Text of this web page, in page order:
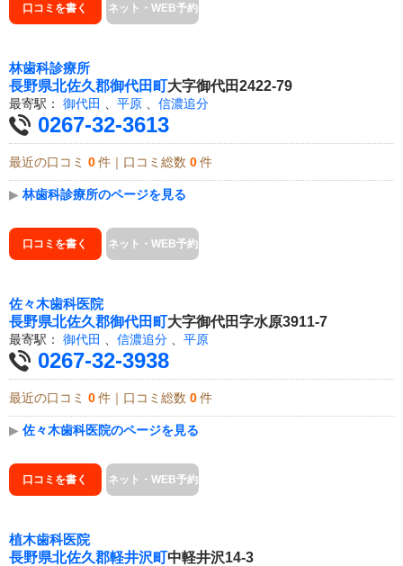
口コミを書く ネット・WEB予約
林歯科診療所
長野県北佐久郡御代田町大字御代田2422-79
最寄駅： 御代田 、 平原 、 信濃追分
0267-32-3613
最近の口コミ 0 件｜口コミ総数 0 件
▶ 林歯科診療所のページを見る
口コミを書く ネット・WEB予約
佐々木歯科医院
長野県北佐久郡御代田町大字御代田字水原3911-7
最寄駅： 御代田 信濃追分 平原
0267-32-3938
最近の口コミ 0 件｜口コミ総数 0 件
▶ 佐々木歯科医院のページを見る
口コミを書く ネット・WEB予約
植木歯科医院
長野県北佐久郡軽井沢町中軽井沢14-3